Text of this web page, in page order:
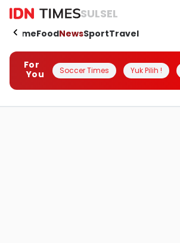
SULSEL
HomeFoodNewsSportTravel
For
You
Soccer Times Yuk Pilih !